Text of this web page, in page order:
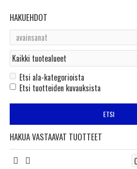
HAKUEHDOT
Etsi ala-kategorioista
Etsi tuotteiden kuvauksista
ETSI
HAKUA VASTAAVAT TUOTTEET